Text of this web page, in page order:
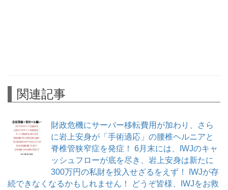
関連記事
財政危機にサーバー移転費用が加わり、さら
に岩上安身が「手術適応」の腰椎ヘルニアと
脊椎管狭窄症を発症！ 6月末には、IWJのキャ
ッシュフローが底を尽き、岩上安身は新たに
300万円の私財を投入せざるをえず！ IWJが存
続できなくなるかもしれません！ どうぞ皆様、IWJをお救